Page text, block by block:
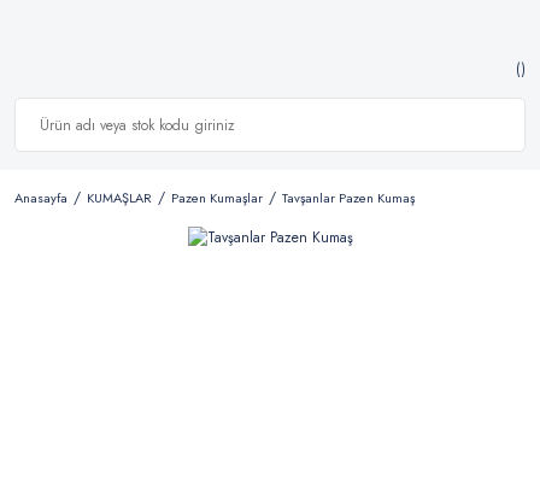
Anasayfa KUMAŞLAR Pazen Kumaşlar Tavşanlar Pazen Kumaş